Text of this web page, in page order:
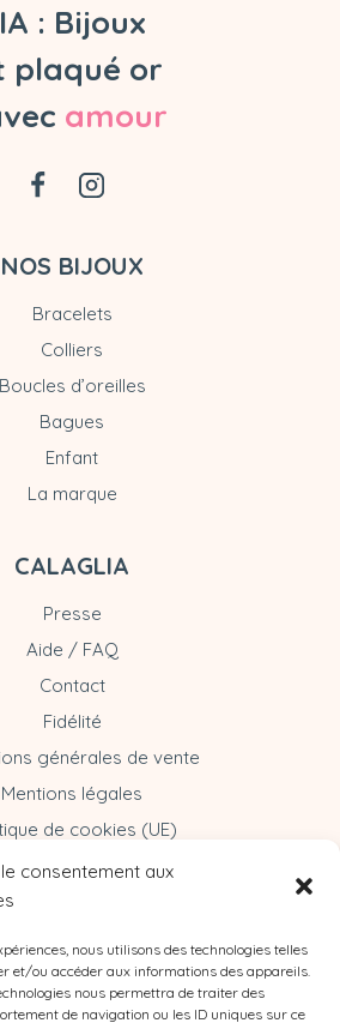
consentement aux
nous utilisons des technologies telles
et/ou accéder aux informations des appareils.
nous permettra de traiter des
de navigation ou les ID uniques sur ce
: Bijoux
plaqué or
amour
NOS BIJOUX
Bracelets
Colliers
Boucles d’oreilles
Bagues
Enfant
La marque
CALAGLIA
Presse
Aide / FAQ
Contact
Fidélité
générales de vente
Mentions légales
de cookies (UE)